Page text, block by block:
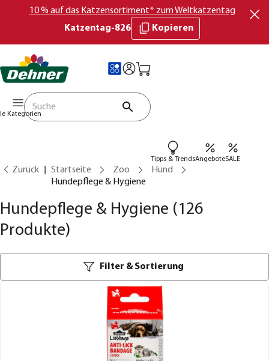
10 % auf das Katzensortiment* zum Weltkatzentag
Katzentag-826
Kopieren
Kategorien
Tipps & TrendsAngeboteSALE
Zurück Startseite Zoo
Hund
Hundepflege & Hygiene
Hundepflege & Hygiene (126
Produkte)
Filter & Sortierung